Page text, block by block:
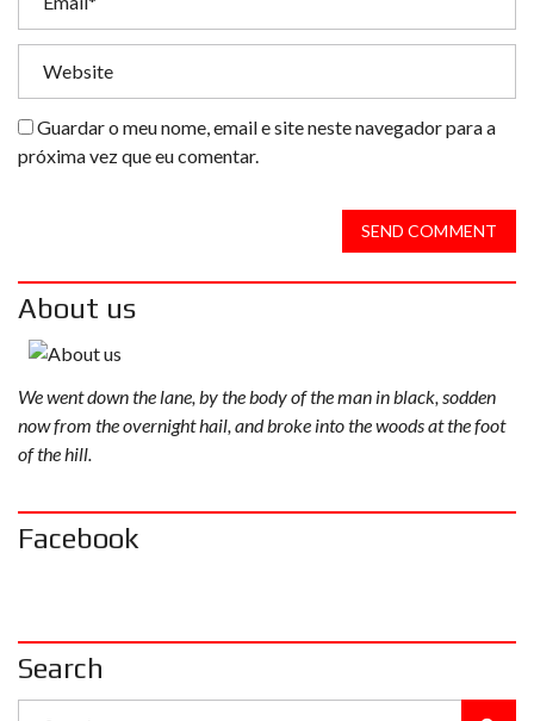
Guardar o meu nome, email e site neste navegador para a
próxima vez que eu comentar.
SEND COMMENT
About us
We went down the lane, by the body of the man in black, sodden
now from the overnight hail, and broke into the woods at the foot
of the hill.
Facebook
Search